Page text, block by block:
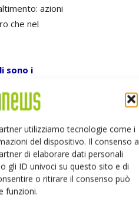
utilizziamo tecnologie come i
del dispositivo. Il consenso a
di elaborare dati personali
gli ID univoci su questo sito e di
o ritirare il consenso può
funzioni.
azioni
che nel
sono i
sono
a motore
con un
assai
e ridurre il
livello di
consumano il